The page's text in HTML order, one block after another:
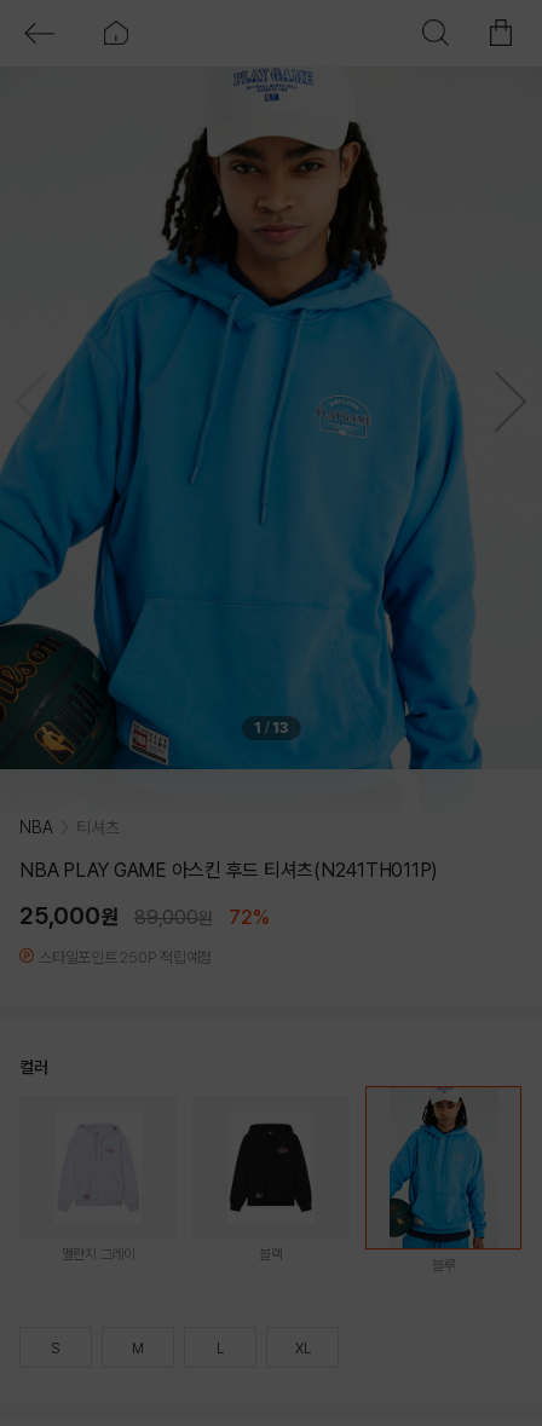
1 / 13
NBA 티셔츠
NBA PLAY GAME 아스킨 후드 티셔츠(N241TH011P)
25,000원 89,000원 72%
스타일포인트 250P 적립예정
컬러
멜란지 그레이 블랙
블루
S M L XL